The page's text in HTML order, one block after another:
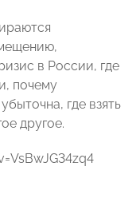
в России, где
почему
где взять
другое.